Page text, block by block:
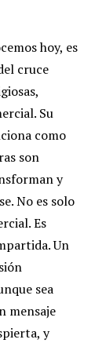
hoy, es
cruce
Su
como
son
y
No es solo
Es
Un
sea
mensaje
y